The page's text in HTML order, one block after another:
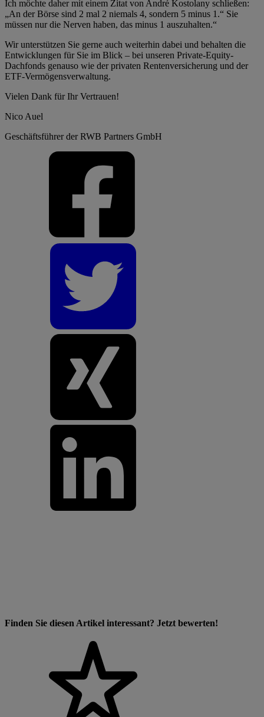
Ich möchte daher mit einem Zitat von André Kostolany schließen:
„An der Börse sind 2 mal 2 niemals 4, sondern 5 minus 1.“ Sie
müssen nur die Nerven haben, das minus 1 auszuhalten.“
Wir unterstützen Sie gerne auch weiterhin dabei und behalten die
Entwicklungen für Sie im Blick – bei unseren Private-Equity-
Dachfonds genauso wie der privaten Rentenversicherung und der
ETF-Vermögensverwaltung.
Vielen Dank für Ihr Vertrauen!
Nico Auel
Geschäftsführer der RWB Partners GmbH
Finden Sie diesen Artikel interessant? Jetzt bewerten!